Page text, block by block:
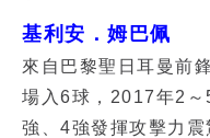
基利安．姆巴佩
來自巴黎聖日耳曼前
場入6球，2017年2
強、4強發揮攻擊力